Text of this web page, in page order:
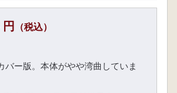
（税込）
バー版。本体がやや湾曲していま